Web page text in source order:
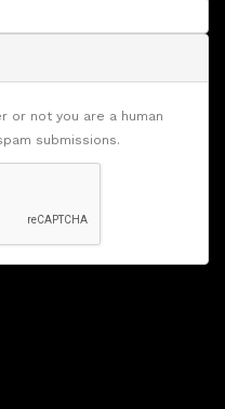
or not you are a human
submissions.